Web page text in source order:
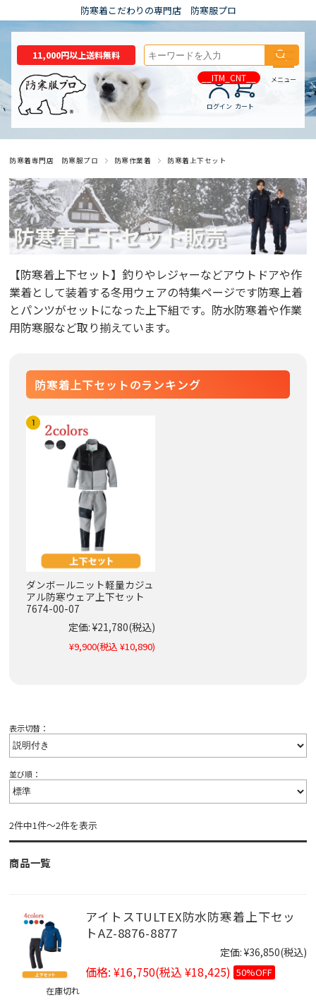
防寒着こだわりの専門店 防寒服プロ
ログイン
__ITM_CNT__
カート
メニュー
11,000円以上送料無料
防寒着専門店 防寒服プロ 防寒作業着 防寒着上下セット
【防寒着上下セット】釣りやレジャーなどアウトドアや作
業着として装着する冬用ウェアの特集ページです防寒上着
とパンツがセットになった上下組です。防水防寒着や作業
用防寒服など取り揃えています。
防寒着上下セットのランキング
ダンボールニット軽量カジュ
アル防寒ウェア上下セット
7674-00-07
定価: ¥21,780(税込)
¥9,900(税込 ¥10,890)
表示切替：
並び順：
2件中1件～2件を表示
商品一覧
在庫切れ
アイトスTULTEX防水防寒着上下セッ
トAZ-8876-8877
定価: ¥36,850(税込)
価格: ¥16,750(税込 ¥18,425) 50%OFF